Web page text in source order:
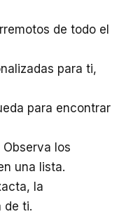
de todo el
para ti,
para encontrar
los
una lista.
la
de ti.